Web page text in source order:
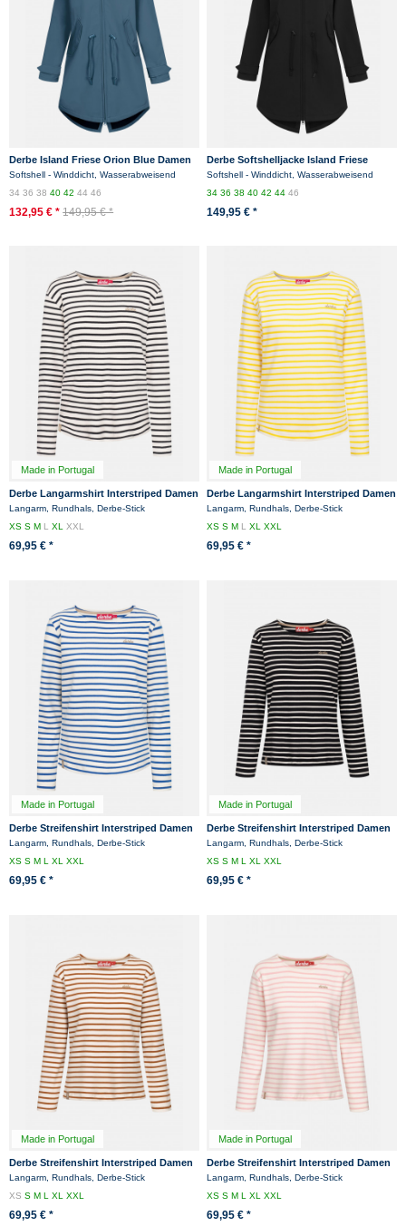
Derbe Island Friese Orion Blue Damen
Softshelljacke Blau Nachhaltig
Softshell - Winddicht, Wasserabweisend
34363840424446
132,95 € * 149,95 € *
Derbe Softshelljacke Island Friese
Damen Schwarz
Softshell - Winddicht, Wasserabweisend
34363840424446
149,95 € *
Made in Portugal
Derbe Langarmshirt Interstriped Damen
Weiß Schwarz Streifenshirt
Langarm, Rundhals, Derbe-Stick
XSS M LXLXXL
69,95 € *
Made in Portugal
Derbe Langarmshirt Interstriped Damen
Weiß Gelb Streifenshirt
Langarm, Rundhals, Derbe-Stick
XSS M LXLXXL
69,95 € *
Made in Portugal
Derbe Streifenshirt Interstriped Damen
Weiß Blau Langarmshirt GOTS Organic
Langarm, Rundhals, Derbe-Stick
XSSMLXLXXL
69,95 € *
Made in Portugal
Derbe Streifenshirt Interstriped Damen
Schwarz Weiß Langarmshirt GOTS
Organic
Langarm, Rundhals, Derbe-Stick
XSSMLXLXXL
69,95 € *
Made in Portugal
Derbe Streifenshirt Interstriped Damen
Weiß Beige Langarmshirt GOTS
Organic
Langarm, Rundhals, Derbe-Stick
XSSMLXLXXL
69,95 € *
Made in Portugal
Derbe Streifenshirt Interstriped Damen
Weiß Rosa Langarmshirt GOTS
Organic
Langarm, Rundhals, Derbe-Stick
XSSMLXLXXL
69,95 € *